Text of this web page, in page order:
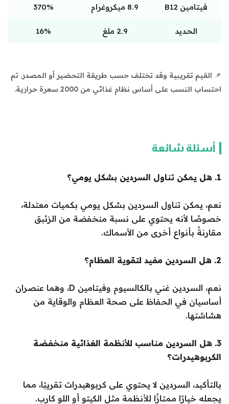
فيتامين B12 8.9 ميكروغرام 370%
الحديد 2.9 ملغ 16%
📌 القيم تقريبية وقد تختلف حسب طريقة التحضير أو المصدر. تم
احتساب النسب على أساس نظام غذائي من 2000 سعرة حرارية.
أسئلة شائعة
1. هل يمكن تناول السردين بشكل يومي؟
نعم، يمكن تناول السردين بشكل يومي بكميات معتدلة،
خصوصًا لأنه يحتوي على نسبة منخفضة من الزئبق
مقارنةً بأنواع أخرى من الأسماك.
2. هل السردين مفيد لتقوية العظام؟
نعم، السردين غني بالكالسيوم وفيتامين D، وهما عنصران
أساسيان في الحفاظ على صحة العظام والوقاية من
هشاشتها.
3. هل السردين مناسب للأنظمة الغذائية منخفضة
الكربوهيدرات؟
بالتأكيد، السردين لا يحتوي على كربوهيدرات تقريبًا، مما
يجعله خيارًا ممتازًا للأنظمة مثل الكيتو أو اللو كارب.